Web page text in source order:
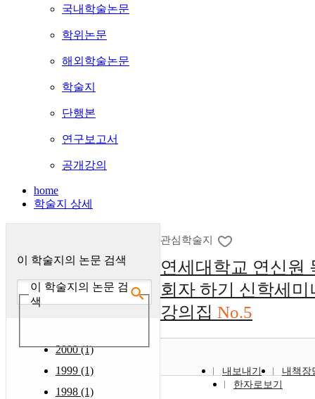
국내학술논문
학위논문
해외학술논문
학술지
단행본
연구보고서
공개강의
home
학술지 상세
이 학술지의 논문 검색
이 학술지의 논문 검
색
2000 (1)
1999 (1)
1998 (1)
관심학술지
연세대학교 연신원
회자 하기 신학세미
강의집 No.5
내보내기
내책장
한자로보기